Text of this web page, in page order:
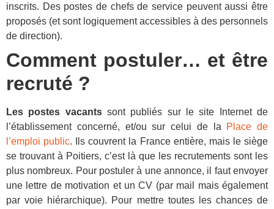
inscrits. Des postes de chefs de service peuvent aussi être
proposés (et sont logiquement accessibles à des personnels
de direction).
Comment postuler… et être
recruté ?
Les postes vacantssont publiés sur le site Internet de
l’établissement concerné, et/ou sur celui de la Place de
l’emploi public. Ils couvrent la France entière, mais le siège
se trouvant à Poitiers, c’est là que les recrutements sont les
plus nombreux. Pour postuler à une annonce, il faut envoyer
une lettre de motivation et un CV (par mail mais également
par voie hiérarchique). Pour mettre toutes les chances de